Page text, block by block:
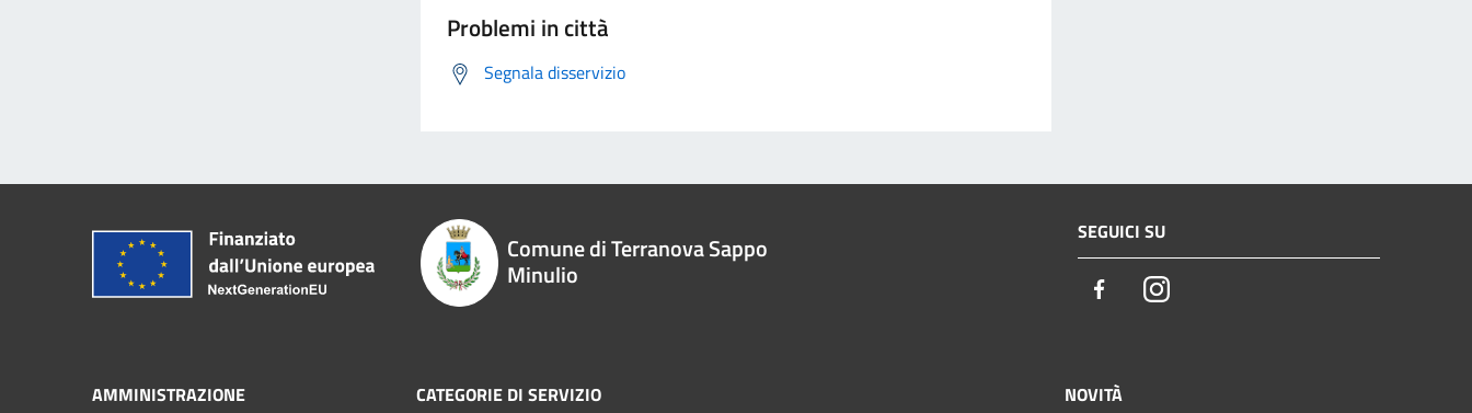
Problemi in città
Segnala disservizio
Comune di Terranova Sappo
Minulio
SEGUICI SU
FacebookInstagram
AMMINISTRAZIONE CATEGORIE DI SERVIZIO NOVITÀ